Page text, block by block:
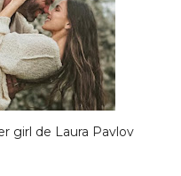
girl de Laura Pavlov